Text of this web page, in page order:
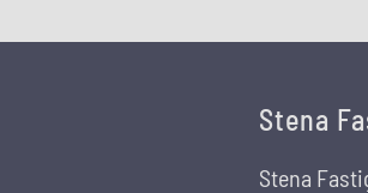
Stena
Stena